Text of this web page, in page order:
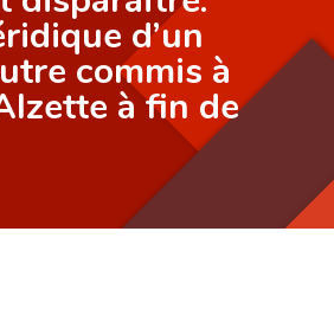
d’un
commis à
à fin de